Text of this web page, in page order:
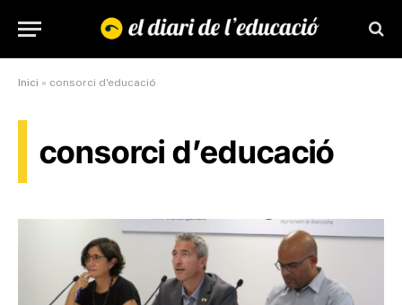
Inici » consorci d'educació
consorci d’educació